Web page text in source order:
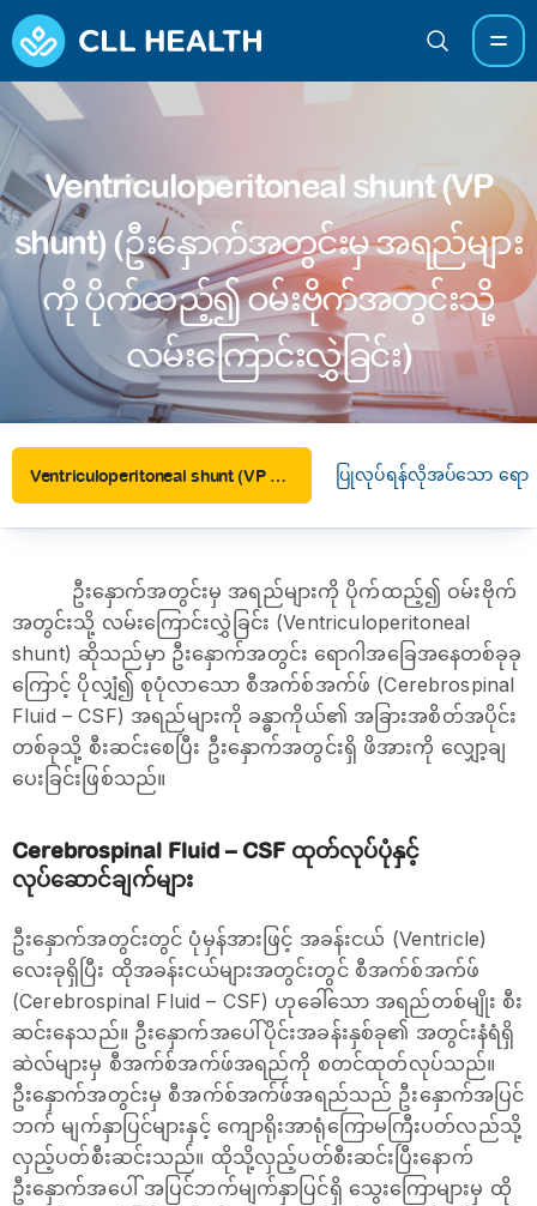
Ventriculoperitoneal shunt (VP
shunt) (ဦးနှောက်အတွင်းမှ အရည်များ
ကို ပိုက်ထည့်၍ ဝမ်းဗိုက်အတွင်းသို့
လမ်းကြောင်းလွှဲခြင်း)
Ventriculoperitoneal shunt (VP shunt) (ဦးနှောက်အတွင်းမှ အရည်များကို ပိုက်ထည့်၍ ဝမ်းဗိုက်အတွင်းသို့ လမ်းကြောင်းလွှဲခြင်း) ပြုလုပ်ရန်လိုအပ်သော ရောဂ
ဦးနှောက်အတွင်းမှ အရည်များကို ပိုက်ထည့်၍ ဝမ်းဗိုက်
အတွင်းသို့ လမ်းကြောင်းလွှဲခြင်း (Ventriculoperitoneal
shunt) ဆိုသည်မှာ ဦးနှောက်အတွင်း ရောဂါအခြေအနေတစ်ခုခု
ကြောင့် ပိုလျှံ၍ စုပုံလာသော စီအက်စ်အက်ဖ် (Cerebrospinal
Fluid – CSF) အရည်များကို ခန္ဓာကိုယ်၏ အခြားအစိတ်အပိုင်း
တစ်ခုသို့ စီးဆင်းစေပြီး ဦးနှောက်အတွင်းရှိ ဖိအားကို လျှော့ချ
ပေးခြင်းဖြစ်သည်။
Cerebrospinal Fluid – CSF ထုတ်လုပ်ပုံနှင့်
လုပ်ဆောင်ချက်များ
ဦးနှောက်အတွင်းတွင် ပုံမှန်အားဖြင့် အခန်းငယ် (Ventricle)
လေးခုရှိပြီး ထိုအခန်းငယ်များအတွင်းတွင် စီအက်စ်အက်ဖ်
(Cerebrospinal Fluid – CSF) ဟုခေါ်သော အရည်တစ်မျိုး စီး
ဆင်းနေသည်။ ဦးနှောက်အပေါ်ပိုင်းအခန်းနှစ်ခု၏ အတွင်းနံရံရှိ
ဆဲလ်များမှ စီအက်စ်အက်ဖ်အရည်ကို စတင်ထုတ်လုပ်သည်။
ဦးနှောက်အတွင်းမှ စီအက်စ်အက်ဖ်အရည်သည် ဦးနှောက်အပြင်
ဘက် မျက်နှာပြင်များနှင့် ကျောရိုးအာရုံကြောမကြီးပတ်လည်သို့
လှည့်ပတ်စီးဆင်းသည်။ ထိုသို့လှည့်ပတ်စီးဆင်းပြီးနောက်
ဦးနှောက်အပေါ် အပြင်ဘက်မျက်နှာပြင်ရှိ သွေးကြောများမှ ထို